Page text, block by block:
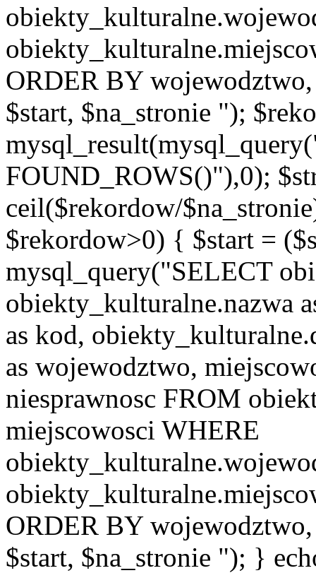
ORDER BY
$start, $na_stronie ");
FOUND_ROWS()"),0);
ceil($rekordow/
$rekordow>0) { $start =
mysql_query("SELECT
obiekty_kulturalne.nazwa
as kod,
as wojewodztwo,
niesprawnosc FROM
miejscowosci WHERE
ORDER BY
$start, $na_stronie "); }